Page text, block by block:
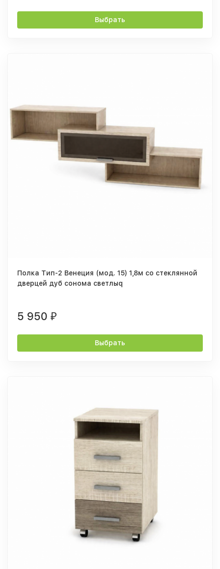
Выбрать
Полка Тип-2 Венеция (мод. 15) 1,8м со стеклянной
дверцей дуб сонома светлыq
5 950 ₽
Выбрать